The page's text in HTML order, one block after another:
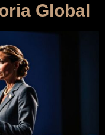
Global